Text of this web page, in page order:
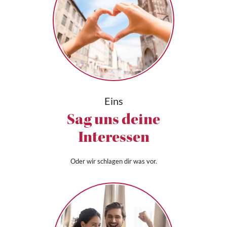
Eins
Sag uns deine
Interessen
Oder wir schlagen dir was vor.